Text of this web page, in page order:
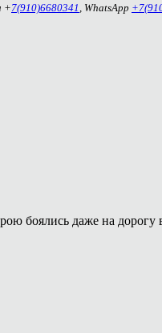
+7(910)6680341 , WhatsApp
боялись даже на дорогу